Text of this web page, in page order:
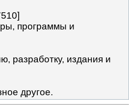
программы и
разработку, издания и
другое.